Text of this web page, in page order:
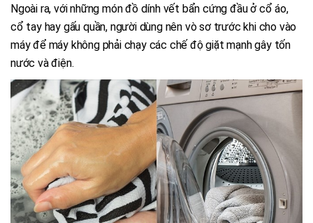
Ngoài ra, với những món đồ dính vết bẩn cứng đầu ở cổ áo,
cổ tay hay gấu quần, người dùng nên vò sơ trước khi cho vào
máy để máy không phải chạy các chế độ giặt mạnh gây tốn
nước và điện.